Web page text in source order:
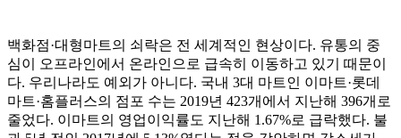
백화점·대형마트의 쇠락은 전 세계적인 현상이다. 유통의 중
심이 오프라인에서 온라인으로 급속히 이동하고 있기 때문이
다. 우리나라도 예외가 아니다. 국내 3대 마트인 이마트·롯데
마트·홈플러스의 점포 수는 2019년 423개에서 지난해 396개로
줄었다. 이마트의 영업이익률도 지난해 1.67%로 급락했다. 불